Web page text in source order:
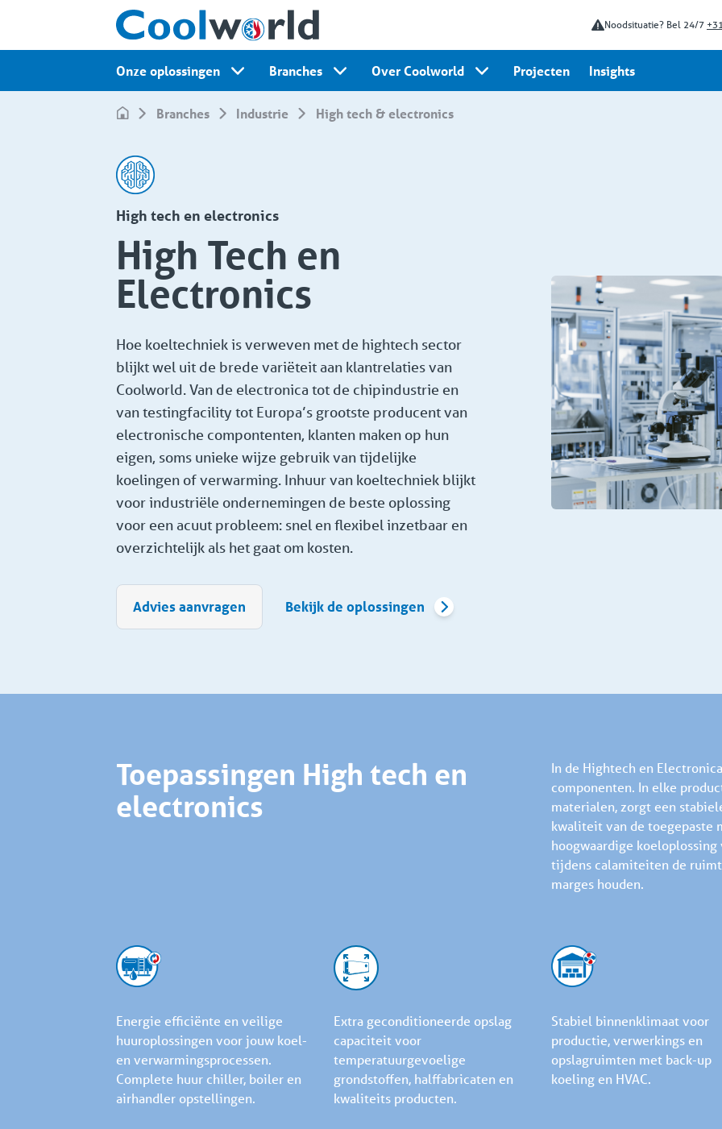
Noodsituatie? Bel 24/7
Onze oplossingen Branches Over Coolworld Projecten Insights
Branches Industrie High tech & electronics
High tech en electronics
High Tech en
Electronics
Hoe koeltechniek is verweven met de hightech sector
blijkt wel uit de brede variëteit aan klantrelaties van
Coolworld. Van de electronica tot de chipindustrie en
van testingfacility tot Europa’s grootste producent van
electronische compontenten, klanten maken op hun
eigen, soms unieke wijze gebruik van tijdelijke
koelingen of verwarming. Inhuur van koeltechniek blijkt
voor industriële ondernemingen de beste oplossing
voor een acuut probleem: snel en flexibel inzetbaar en
overzichtelijk als het gaat om kosten.
Advies aanvragen Bekijk de oplossingen
Toepassingen High tech en
electronics
In de Hightech en
componenten. In elke
materialen, zorgt een
kwaliteit van de
hoogwaardige
tijdens calamiteiten de
marges houden.
Energie efficiënte en veilige
huuroplossingen voor jouw koel-
en verwarmingsprocessen.
Complete huur chiller, boiler en
airhandler opstellingen.
Extra geconditioneerde opslag
capaciteit voor
temperatuurgevoelige
grondstoffen, halffabricaten en
kwaliteits producten.
Stabiel binnenklimaat voor
productie, verwerkings en
opslagruimten met back-up
koeling en HVAC.